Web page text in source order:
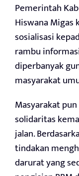
Pemerintah
Hiswana
sosialisasi
rambu
diperbanyak
masyarakat
Masyarakat
solidaritas
jalan.
tindakan
darurat yang